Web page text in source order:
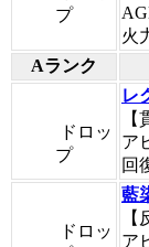
プ
火
Aランク
ドロッ
プ
レ
ア
回
ドロッ
藍
ア